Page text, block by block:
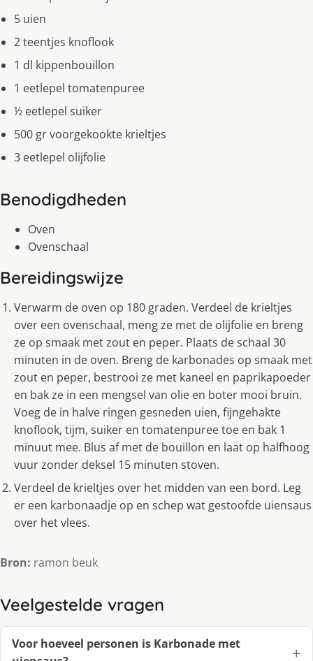
5 uien
2 teentjes knoflook
1 dl kippenbouillon
1 eetlepel tomatenpuree
½ eetlepel suiker
500 gr voorgekookte krieltjes
3 eetlepel olijfolie
Benodigdheden
Oven
Ovenschaal
Bereidingswijze
Verwarm de oven op 180 graden. Verdeel de krieltjes
over een ovenschaal, meng ze met de olijfolie en breng
ze op smaak met zout en peper. Plaats de schaal 30
minuten in de oven. Breng de karbonades op smaak met
zout en peper, bestrooi ze met kaneel en paprikapoeder
en bak ze in een mengsel van olie en boter mooi bruin.
Voeg de in halve ringen gesneden uien, fijngehakte
knoflook, tijm, suiker en tomatenpuree toe en bak 1
minuut mee. Blus af met de bouillon en laat op halfhoog
vuur zonder deksel 15 minuten stoven.
Verdeel de krieltjes over het midden van een bord. Leg
er een karbonaadje op en schep wat gestoofde uiensaus
over het vlees.
Bron: ramon beuk
Veelgestelde vragen
Voor hoeveel personen is Karbonade met